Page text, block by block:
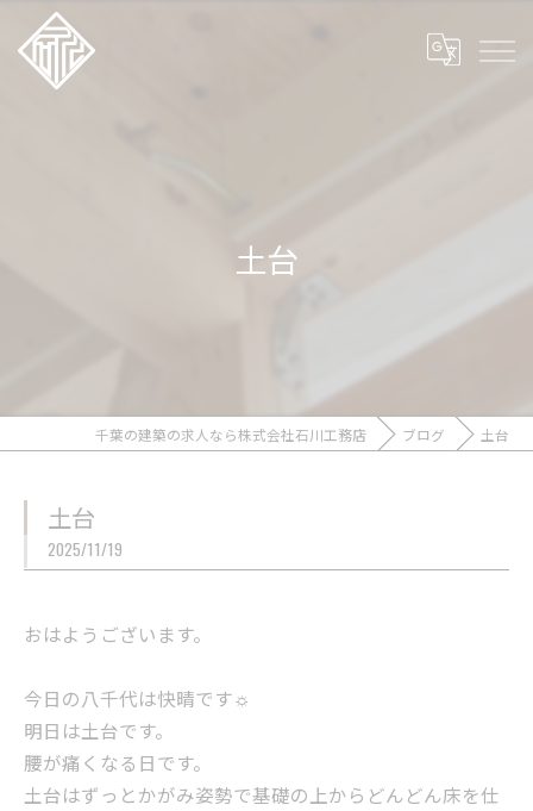
土台
千葉の建築の求人なら株式会社石川工務店 ブログ 土台
土台
2025/11/19
おはようございます。
今日の八千代は快晴です☼
明日は土台です。
腰が痛くなる日です。
土台はずっとかがみ姿勢で基礎の上からどんどん床を仕